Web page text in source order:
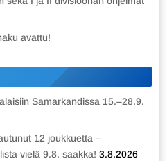
avattu!
Samarkandissa 15.–28.9.
12 joukkuetta –
vielä 9.8. saakka! 3.8.2026